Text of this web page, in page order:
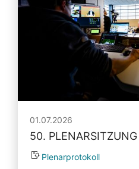
01.07.2026
50. PLENARSITZUNG
Plenarprotokoll